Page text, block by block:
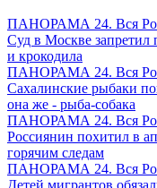
ПАНОРАМА 24. Вся
Суд в Москве запретил
и крокодила
ПАНОРАМА 24. Вся
Сахалинские рыбаки
она же - рыба-собака
ПАНОРАМА 24. Вся
Россиянин похитил в
горячим следам
ПАНОРАМА 24. Вся
Детей мигрантов